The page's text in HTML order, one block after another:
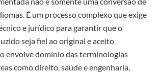
É um processo complexo que exige
e jurídico para garantir que o
seja fiel ao original e aceito
envolve domínio das terminologias
como direito, saúde e engenharia,